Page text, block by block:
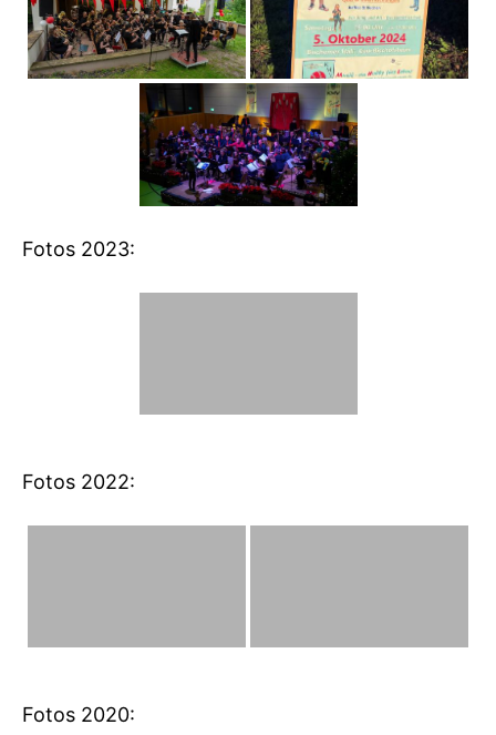
Fotos 2023:
Fotos 2022:
Fotos 2020: